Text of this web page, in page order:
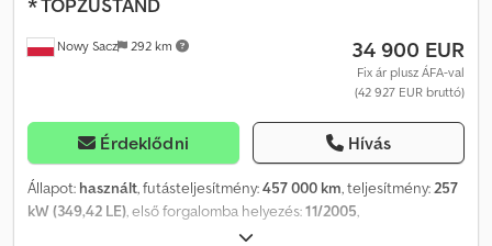
Nowy Sacz 292 km
* TOPZUSTAND
34 900 EUR
Fix ár plusz ÁFA-val
(42 927 EUR bruttó)
Érdeklődni Hívás
Állapot: használt, futásteljesítmény:457 000 km, teljesítmény:257
kW (349,42 LE), első forgalomba helyezés:11/2005,
, össztömeg: